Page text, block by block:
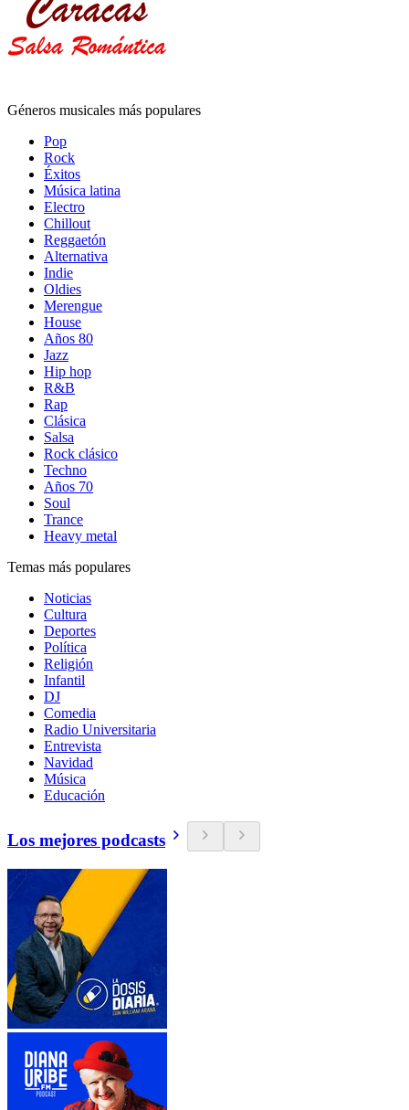
Géneros musicales más populares
Pop
Rock
Éxitos
Música latina
Electro
Chillout
Reggaetón
Alternativa
Indie
Oldies
Merengue
House
Años 80
Jazz
Hip hop
R&B
Rap
Clásica
Salsa
Rock clásico
Techno
Años 70
Soul
Trance
Heavy metal
Temas más populares
Noticias
Cultura
Deportes
Política
Religión
Infantil
DJ
Comedia
Radio Universitaria
Entrevista
Navidad
Música
Educación
Los mejores podcasts